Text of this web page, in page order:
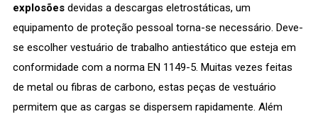
explosõesdevidas a descargas eletrostáticas, um
equipamento de proteção pessoal torna-se necessário. Deve-
se escolher vestuário de trabalho antiestático que esteja em
conformidade com a norma EN 1149-5. Muitas vezes feitas
de metal ou fibras de carbono, estas peças de vestuário
permitem que as cargas se dispersem rapidamente. Além